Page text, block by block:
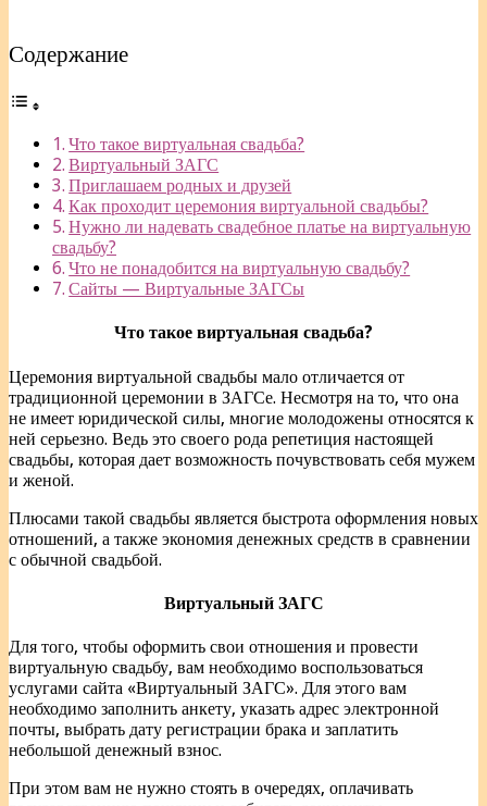
Содержание
Что такое виртуальная свадьба?
Виртуальный ЗАГС
Приглашаем родных и друзей
Как проходит церемония виртуальной свадьбы?
Нужно ли надевать свадебное платье на виртуальную
свадьбу?
Что не понадобится на виртуальную свадьбу?
Сайты — Виртуальные ЗАГСы
Что такое виртуальная свадьба?
Церемония виртуальной свадьбы мало отличается от
традиционной церемонии в ЗАГСе. Несмотря на то, что она
не имеет юридической силы, многие молодожены относятся к
ней серьезно. Ведь это своего рода репетиция настоящей
свадьбы, которая дает возможность почувствовать себя мужем
и женой.
Плюсами такой свадьбы является быстрота оформления новых
отношений, а также экономия денежных средств в сравнении
с обычной свадьбой.
Виртуальный ЗАГС
Для того, чтобы оформить свои отношения и провести
виртуальную свадьбу, вам необходимо воспользоваться
услугами сайта «Виртуальный ЗАГС». Для этого вам
необходимо заполнить анкету, указать адрес электронной
почты, выбрать дату регистрации брака и заплатить
небольшой денежный взнос.
При этом вам не нужно стоять в очередях, оплачивать